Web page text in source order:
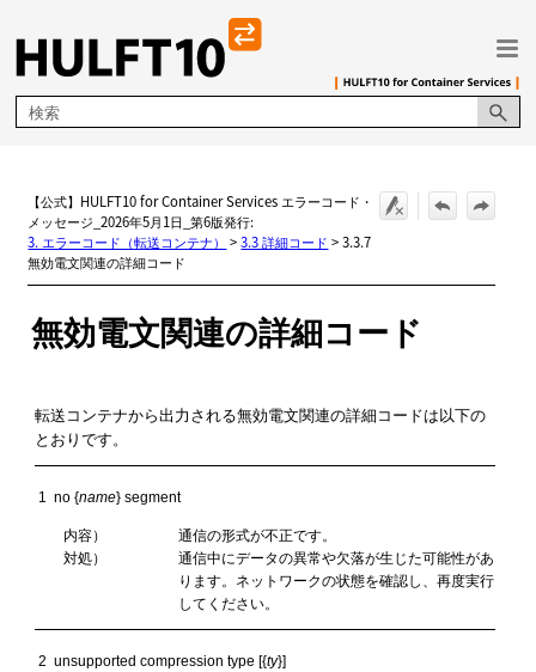
メイン コンテンツにスキップ
【公式】HULFT10 for Container Services エラーコード・
メッセージ_2026年5月1日_第6版発行:
3. エラーコード（転送コンテナ）
>3.3 詳細コード >3.3.7
無効電文関連の詳細コード
無効電文関連の詳細コード
転送コンテナから出力される無効電文関連の詳細コードは以下の
とおりです。
1  no {name} segment
内容）
通信の形式が不正です。
対処）
通信中にデータの異常や欠落が生じた可能性があ
ります。ネットワークの状態を確認し、再度実行
してください。
2  unsupported compression type [{ty}]